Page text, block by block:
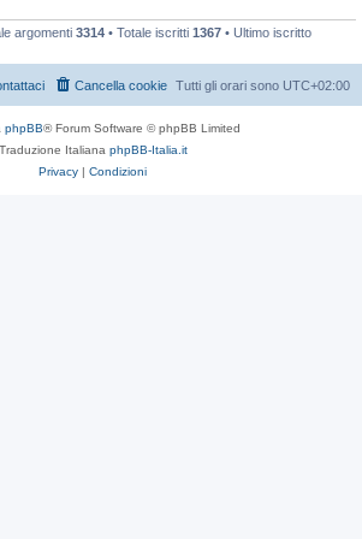
argomenti 3314 • Totale iscritti 1367 • Ultimo iscritto
Tutti gli orari sono UTC+02:00
Cancella cookie
phpBB® Forum Software © phpBB Limited
Traduzione Italiana phpBB-Italia.it
Privacy | Condizioni